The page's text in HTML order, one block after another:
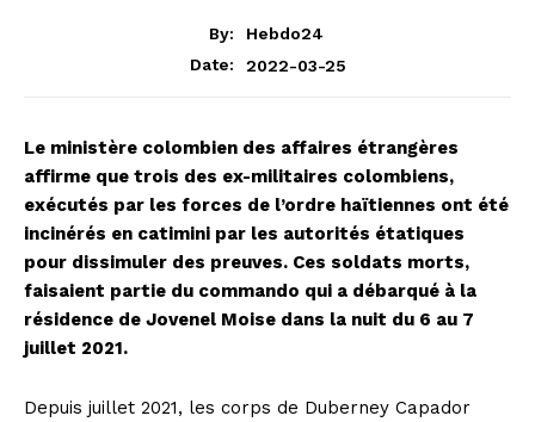
By:
Hebdo24
Date:
2022-03-25
Le ministère colombien des affaires étrangères
affirme que trois des ex-militaires colombiens,
exécutés par les forces de l’ordre haïtiennes ont été
incinérés en catimini par les autorités étatiques
pour dissimuler des preuves. Ces soldats morts,
faisaient partie du commando qui a débarqué à la
résidence de Jovenel Moise dans la nuit du 6 au 7
juillet 2021.
Depuis juillet 2021, les corps de Duberney Capador